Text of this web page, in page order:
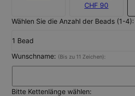
CHF 90
Wählen Sie die Anzahl der Beads (1-4):
1 Bead
Wunschname: (Bis zu 11 Zeichen):
Bitte Kettenlänge wählen: